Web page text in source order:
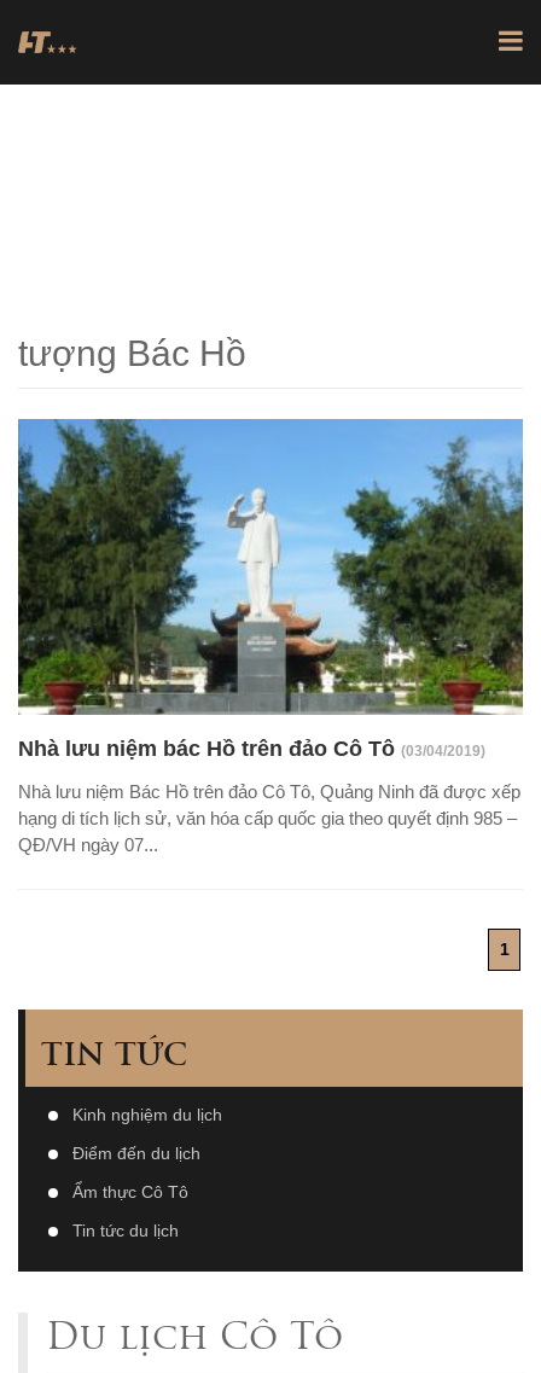
TIN TỨC
Kinh nghiệm du lịch
Điểm đến du lịch
Ẩm thực Cô Tô
Tin tức du lịch
Du lịch Cô Tô
tượng Bác Hồ
Nhà lưu niệm bác Hồ trên đảo Cô Tô (03/04/2019)
Nhà lưu niệm Bác Hồ trên đảo Cô Tô, Quảng Ninh đã được xếp
hạng di tích lịch sử, văn hóa cấp quốc gia theo quyết định 985 –
QĐ/VH ngày 07...
1